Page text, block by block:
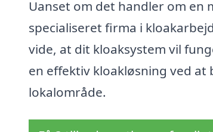
Uanset om det handler om
specialiseret firma i
vide, at dit kloaksystem vil
en effektiv kloakløsning ved
lokalområde.